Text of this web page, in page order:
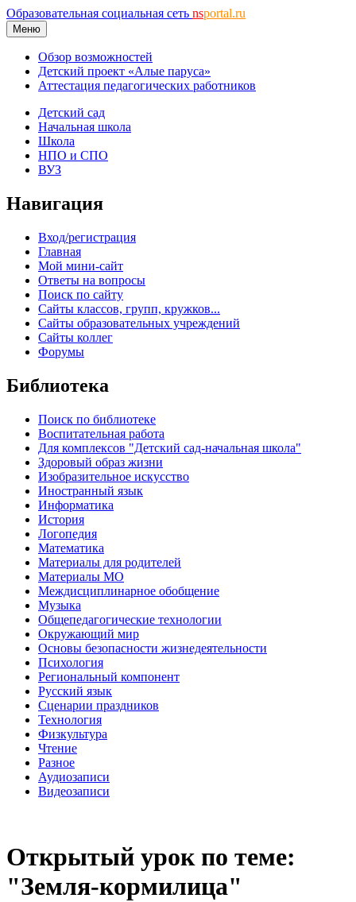
Образовательная социальная сеть nsportal.ru
Меню
Обзор возможностей
Детский проект «Алые паруса»
Аттестация педагогических работников
Детский сад
Начальная школа
Школа
НПО и СПО
ВУЗ
Навигация
Вход/регистрация
Главная
Мой мини-сайт
Ответы на вопросы
Поиск по сайту
Сайты классов, групп, кружков...
Сайты образовательных учреждений
Сайты коллег
Форумы
Библиотека
Поиск по библиотеке
Воспитательная работа
Для комплексов "Детский сад-начальная школа"
Здоровый образ жизни
Изобразительное искусство
Иностранный язык
Информатика
История
Логопедия
Математика
Материалы для родителей
Материалы МО
Междисциплинарное обобщение
Музыка
Общепедагогические технологии
Окружающий мир
Основы безопасности жизнедеятельности
Психология
Региональный компонент
Русский язык
Сценарии праздников
Технология
Физкультура
Чтение
Разное
Аудиозаписи
Видеозаписи
Открытый урок по теме:
"Земля-кормилица"